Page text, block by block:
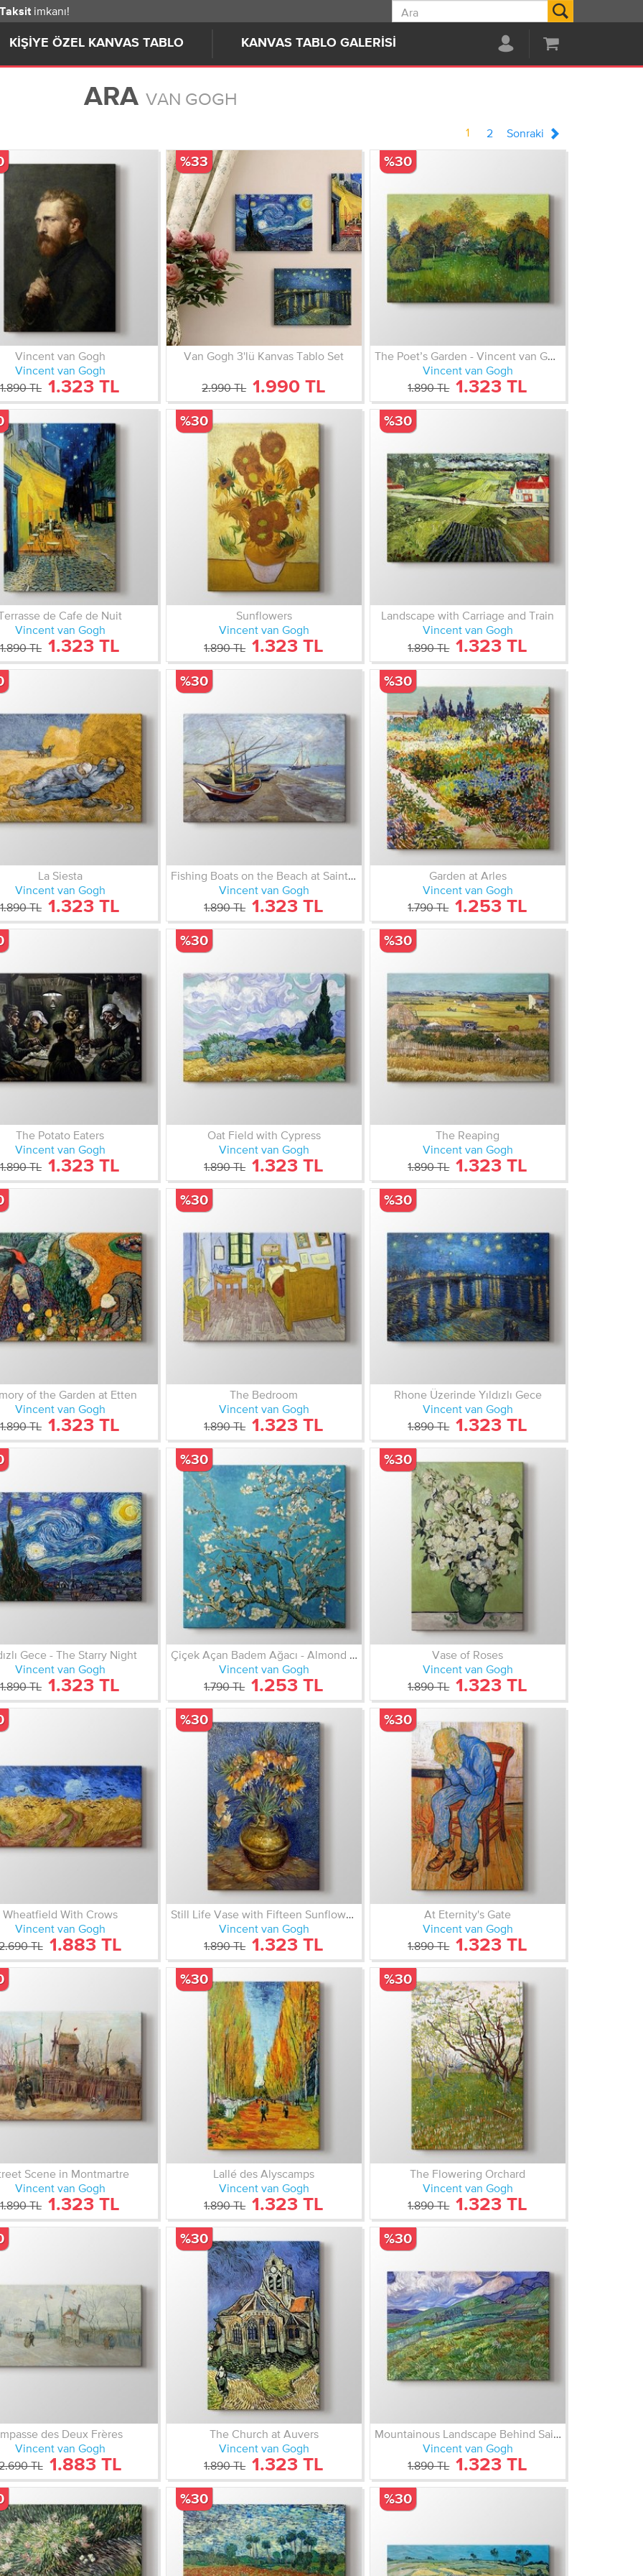
KIŞIYE ÖZEL KANVAS TABLO KANVAS TABLO GALERISI
imkanı!
ARA VAN GOGH
1 2 Sonraki
Vincent van Gogh
Vincent van Gogh
1.890 TL 1.323 TL
Van Gogh 3'lü Kanvas Tablo Set
2.990 TL 1.990 TL
%33
The Poet’s Garden - Vincent van Gogh
Vincent van Gogh
1.890 TL 1.323 TL
%30
de Cafe de Nuit
Vincent van Gogh
1.890 TL 1.323 TL
Sunflowers
Vincent van Gogh
1.890 TL 1.323 TL
%30
Landscape with Carriage and Train
Vincent van Gogh
1.890 TL 1.323 TL
%30
La Siesta
Vincent van Gogh
1.890 TL 1.323 TL
Fishing Boats on the Beach at Saintes Maries
Vincent van Gogh
1.890 TL 1.323 TL
%30
Garden at Arles
Vincent van Gogh
1.790 TL 1.253 TL
%30
The Potato Eaters
Vincent van Gogh
1.890 TL 1.323 TL
Oat Field with Cypress
Vincent van Gogh
1.890 TL 1.323 TL
%30
The Reaping
Vincent van Gogh
1.890 TL 1.323 TL
%30
of the Garden at Etten
Vincent van Gogh
1.890 TL 1.323 TL
The Bedroom
Vincent van Gogh
1.890 TL 1.323 TL
%30
Rhone Üzerinde Yıldızlı Gece
Vincent van Gogh
1.890 TL 1.323 TL
%30
Gece - The Starry Night
Vincent van Gogh
1.890 TL 1.323 TL
Çiçek Açan Badem Ağacı - Almond Blossom
Vincent van Gogh
1.790 TL 1.253 TL
%30
Vase of Roses
Vincent van Gogh
1.890 TL 1.323 TL
%30
Wheatfield With Crows
Vincent van Gogh
TL 1.883 TL
Still Life Vase with Fifteen Sunflowers
Vincent van Gogh
1.890 TL 1.323 TL
%30
At Eternity's Gate
Vincent van Gogh
1.890 TL 1.323 TL
%30
Scene in Montmartre
Vincent van Gogh
1.890 TL 1.323 TL
Lallé des Alyscamps
Vincent van Gogh
1.890 TL 1.323 TL
%30
The Flowering Orchard
Vincent van Gogh
1.890 TL 1.323 TL
%30
des Deux Frères
Vincent van Gogh
TL 1.883 TL
The Church at Auvers
Vincent van Gogh
1.890 TL 1.323 TL
%30
Vincent van Gogh
1.890 TL 1.323 TL
%30
%30 %30